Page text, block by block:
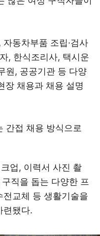
동차부품 조립·검사
, 한식조리사, 택시운
원, 공공기관 등 다양
장 채용과 채용 설명
간접 채용 방식으로
업, 이력서 사진 촬
직을 돕는 다양한 프
전교체 등 생활기술을
련됐다.